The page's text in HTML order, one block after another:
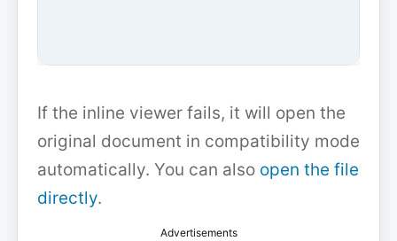
If the inline viewer fails, it will open the
original document in compatibility mode
automatically. You can also open the file
directly.
Advertisements